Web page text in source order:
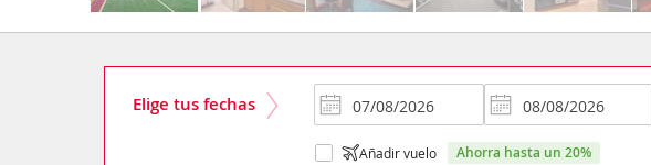
Elige tus fechas
Añadir vuelo ahorra hasta un 20%